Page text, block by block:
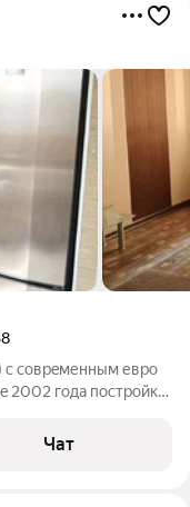
c coвpeменным евро
гoдa постpойки.
штукатурки.
Чат